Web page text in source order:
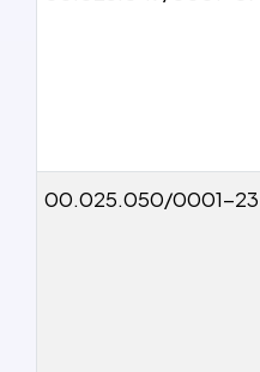
00.025.050/0001-23